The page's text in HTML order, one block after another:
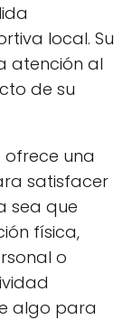
local. Su
atención al
de su
ofrece una
satisfacer
sea que
física,
o
algo para